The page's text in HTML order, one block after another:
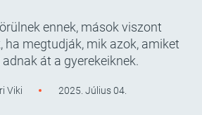
ennek, mások viszont
ha megtudják, mik azok, amiket
át a gyerekeiknek.
Viki 2025. Július 04.